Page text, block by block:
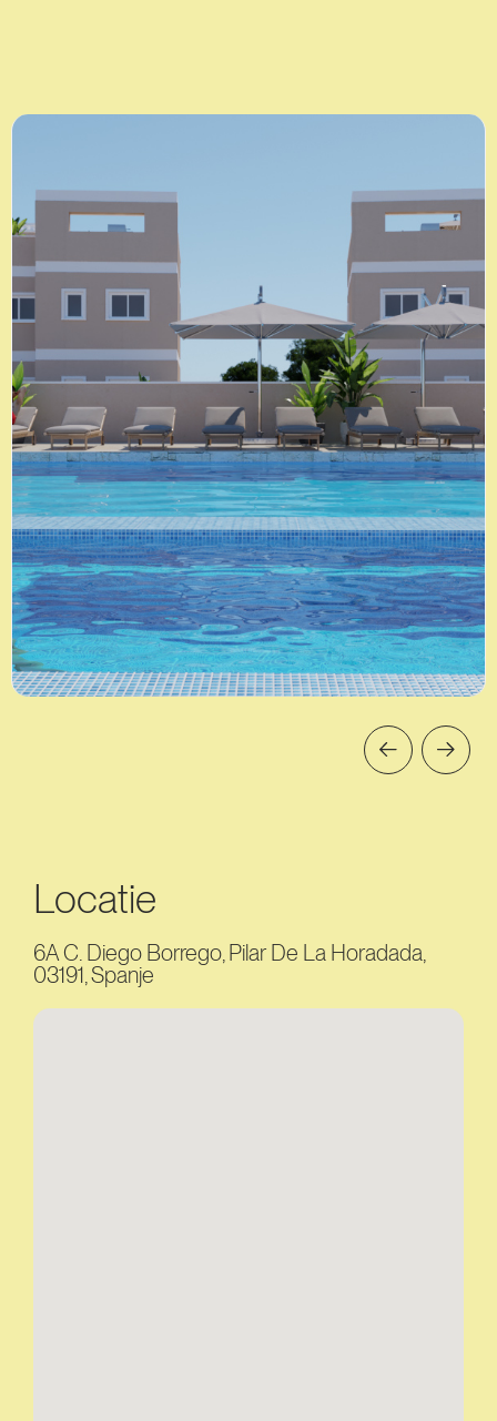
Locatie
6A C. Diego Borrego, Pilar De La Horadada,
03191, Spanje